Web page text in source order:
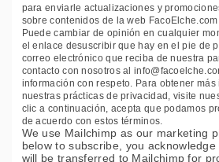
para enviarle actualizaciones y
sobre contenidos de la web
Puede cambiar de opinión en cualquier
el enlace desuscribir que hay en el pie de
correo electrónico que reciba de nuestra
contacto con nosotros al
información con respeto. Para obtener
nuestras prácticas de privacidad, visite
clic a continuación, acepta que podamos
de acuerdo con estos términos.
We use Mailchimp as our marketing
below to subscribe, you
will be transferred to Mailchimp for